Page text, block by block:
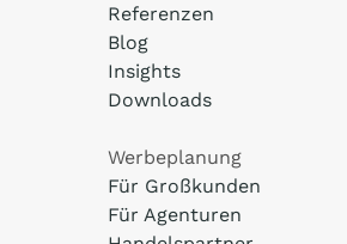
Referenzen
Blog
Insights
Downloads
Werbeplanung
Für Großkunden
Für Agenturen